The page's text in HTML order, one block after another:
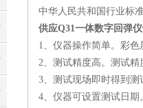
中华人民共和国行业标
供应Q31一体数字回弹仪
1、仪器操作简单。彩
2、测试精度高。测试精
3、测试现场即时得到
4、仪器可设置测试日